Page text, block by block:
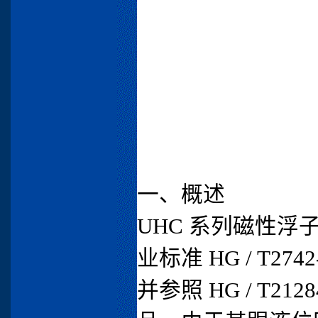
一、概述
UHC 系列磁性浮
业标准 HG /
并参照 HG /